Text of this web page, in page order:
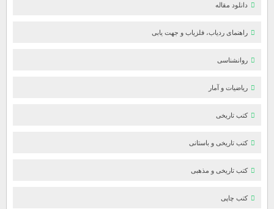
دانلود مقاله
راهنمای ردیاب، فلزیاب و جهت یابی
روانشناسی
ریاضیات و آمار
کتب تاریخی
کتب تاریخی و باستانی
کتب تاریخی و مذهبی
کتب چاپی